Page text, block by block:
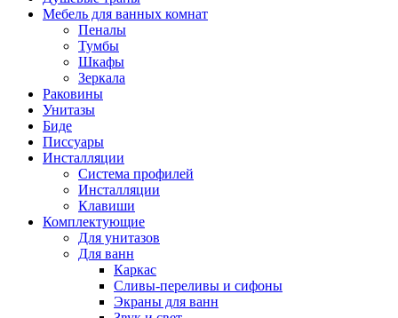
Мебель для ванных комнат
Пеналы
Тумбы
Шкафы
Зеркала
Раковины
Унитазы
Биде
Писсуары
Инсталляции
Система профилей
Инсталляции
Клавиши
Комплектующие
Для унитазов
Для ванн
Каркас
Сливы-переливы и сифоны
Экраны для ванн